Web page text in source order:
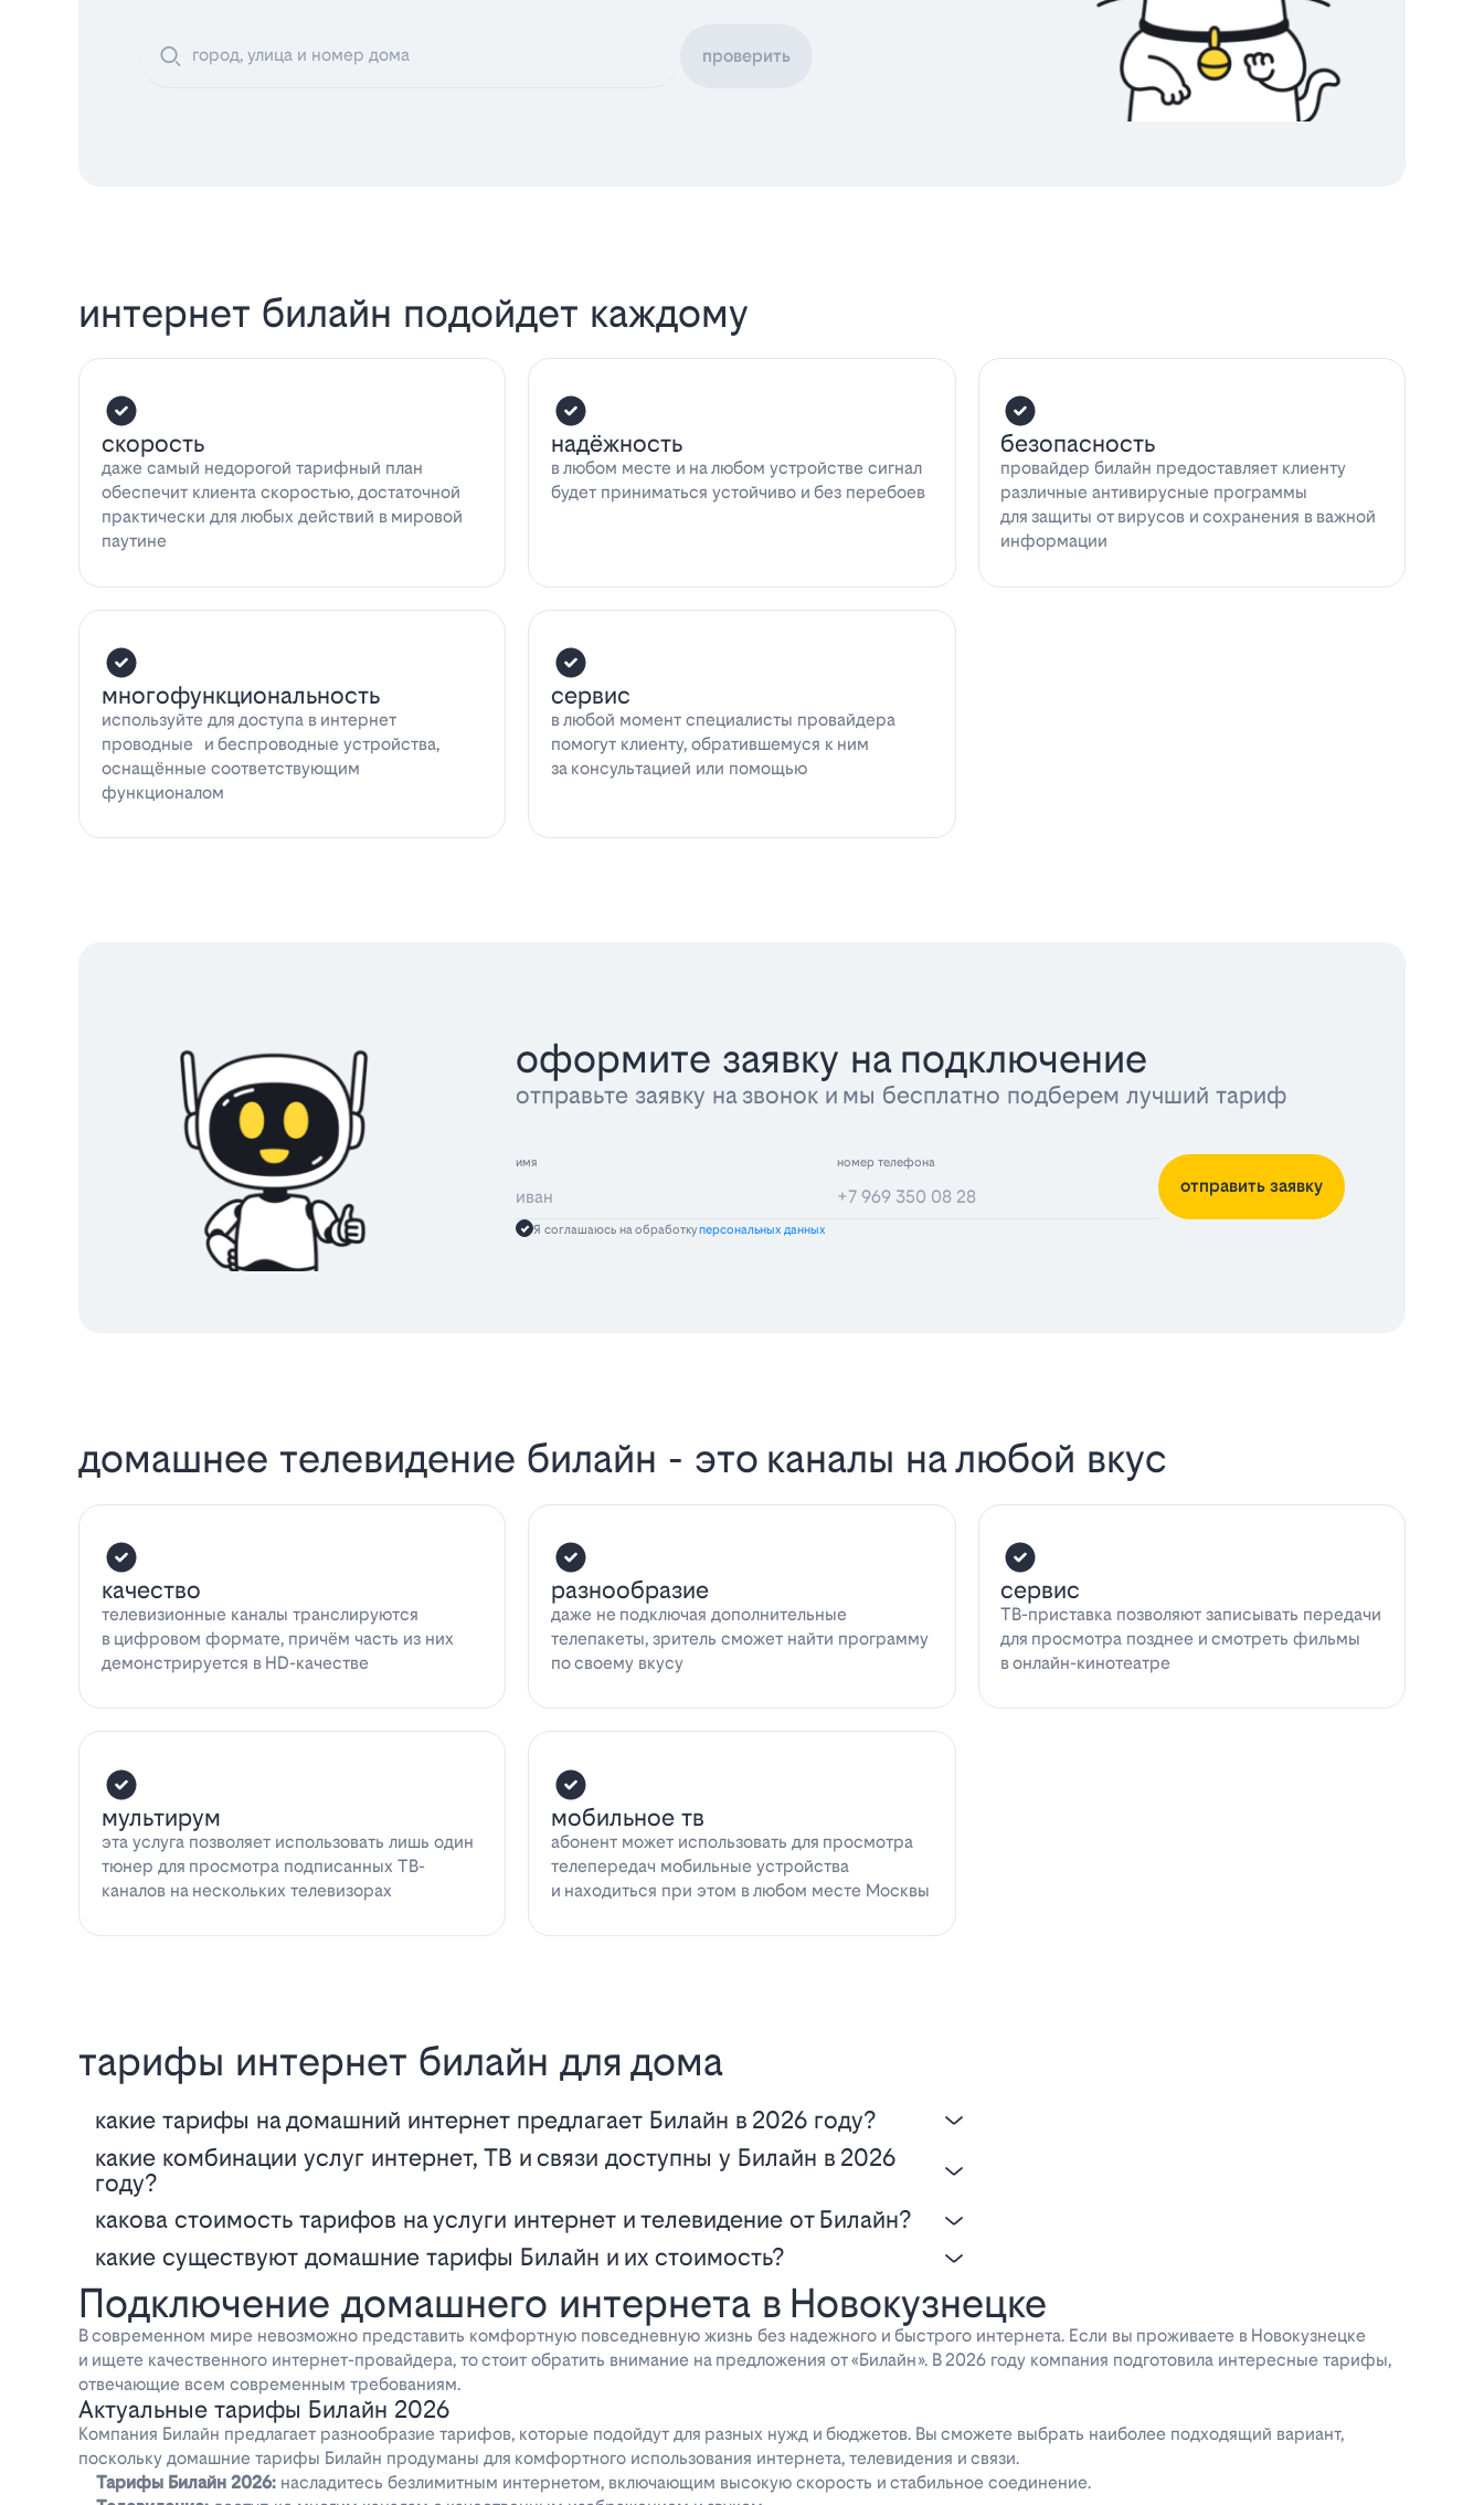
проверить
интернет билайн подойдет каждому
скорость
даже самый недорогой тарифный план
обеспечит клиента скоростью, достаточной
практически для любых действий в мировой
паутине
надёжность
в любом месте и на любом устройстве сигнал
будет приниматься устойчиво и без перебоев
безопасность
провайдер билайн предоставляет клиенту
различные антивирусные программы
для защиты от вирусов и сохранения в важной
информации
многофункциональность
используйте для доступа в интернет
проводные и беспроводные устройства,
оснащённые соответствующим
функционалом
сервис
в любой момент специалисты провайдера
помогут клиенту, обратившемуся к ним
за консультацией или помощью
оформите заявку на подключение
отправьте заявку на звонок и мы бесплатно подберем лучший тариф
имя номер телефона
отправить заявку
Я соглашаюсь на обработкуперсональных данных
домашнее телевидение билайн - это каналы на любой вкус
качество
телевизионные каналы транслируются
в цифровом формате, причём часть из них
демонстрируется в HD-качестве
разнообразие
даже не подключая дополнительные
телепакеты, зритель сможет найти программу
по своему вкусу
сервис
ТВ-приставка позволяют записывать передачи
для просмотра позднее и смотреть фильмы
в онлайн-кинотеатре
мультирум
эта услуга позволяет использовать лишь один
тюнер для просмотра подписанных ТВ-
каналов на нескольких телевизорах
мобильное тв
абонент может использовать для просмотра
телепередач мобильные устройства
и находиться при этом в любом месте Москвы
тарифы интернет билайн для дома
Какие тарифы на домашний интернет предлагает Билайн в 2026 году?
Какие комбинации услуг интернет, ТВ и связи доступны у Билайн в 2026
году?
Какова стоимость тарифов на услуги интернет и телевидение от Билайн?
Какие существуют домашние тарифы Билайн и их стоимость?
Подключение домашнего интернета в Новокузнецке
В современном мире невозможно представить комфортную повседневную жизнь без надежного и быстрого интернета. Если вы проживаете в Новокузнецке
и ищете качественного интернет-провайдера, то стоит обратить внимание на предложения от «Билайн». В 2026 году компания подготовила интересные тарифы,
отвечающие всем современным требованиям.
Актуальные тарифы Билайн 2026
Компания Билайн предлагает разнообразие тарифов, которые подойдут для разных нужд и бюджетов. Вы сможете выбрать наиболее подходящий вариант,
поскольку домашние тарифы Билайн продуманы для комфортного использования интернета, телевидения и связи.
Тарифы Билайн 2026: насладитесь безлимитным интернетом, включающим высокую скорость и стабильное соединение.